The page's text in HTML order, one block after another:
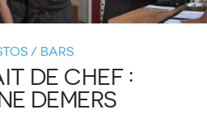
/ BARS
DE CHEF :
DEMERS